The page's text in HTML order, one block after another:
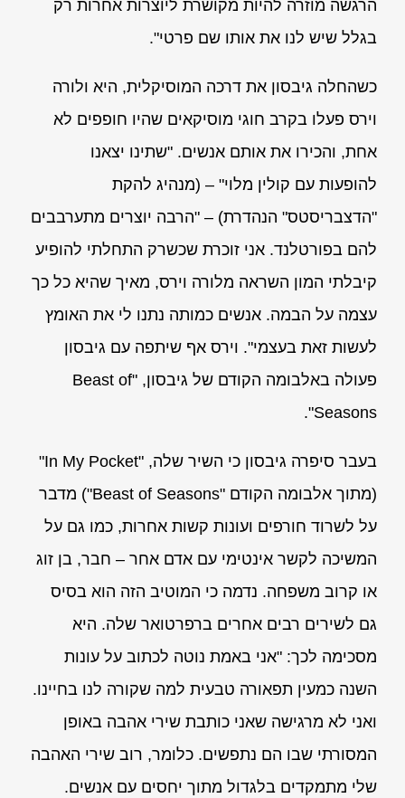
הרגשה מוזרה להיות מקושרת ליוצרות אחרות רק
בגלל שיש לנו את אותו שם פרטי".
כשהחלה גיבסון את דרכה המוסיקלית, היא ולורה
וירס פעלו בקרב חוגי מוסיקאים שהיו חופפים לא
אחת, והכירו את אותם אנשים. "שתינו יצאנו
להופעות עם קולין מלוי" – ‏(מנהיג להקת
"הדצבריסטס" הנהדרת‏) – "הרבה יוצרים מתערבבים
להם בפורטלנד. אני זוכרת שכשרק התחלתי להופיע
קיבלתי המון השראה מלורה וירס, מאיך שהיא כל כך
עצמה על הבמה. אנשים כמותה נתנו לי את האומץ
לעשות זאת בעצמי". וירס אף שיתפה עם גיבסון
פעולה באלבומה הקודם של גיבסון, "Beast of
Seasons".
בעבר סיפרה גיבסון כי השיר שלה, "In My Pocket"
‏(מתוך אלבומה הקודם "Beast of Seasons"‏) מדבר
על לשרוד חורפים ועונות קשות אחרות, כמו גם על
המשיכה לקשר אינטימי עם אדם אחר – חבר, בן זוג
או קרוב משפחה. נדמה כי המוטיב הזה הוא בסיס
גם לשירים רבים אחרים ברפרטואר שלה. היא
מסכימה לכך: "אני באמת נוטה לכתוב על עונות
השנה כמעין תפאורה טבעית למה שקורה לנו בחיינו.
ואני לא מרגישה שאני כותבת שירי אהבה באופן
המסורתי שבו הם נתפשים. כלומר, רוב שירי האהבה
שלי מתמקדים בלגדול מתוך יחסים עם אנשים.